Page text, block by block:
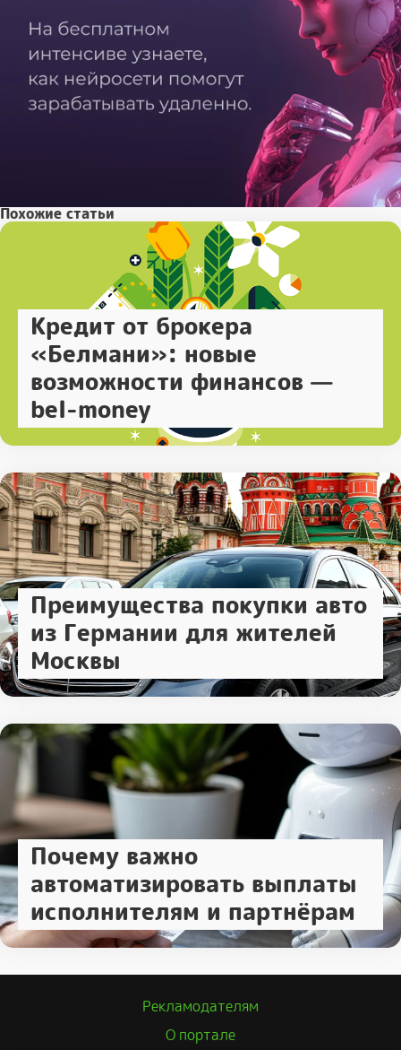
Похожие статьи
Кредит от брокера
«Белмани»: новые
возможности финансов —
bel-money
Преимущества покупки авто
из Германии для жителей
Москвы
Почему важно
автоматизировать выплаты
исполнителям и партнёрам
Рекламодателям
О портале